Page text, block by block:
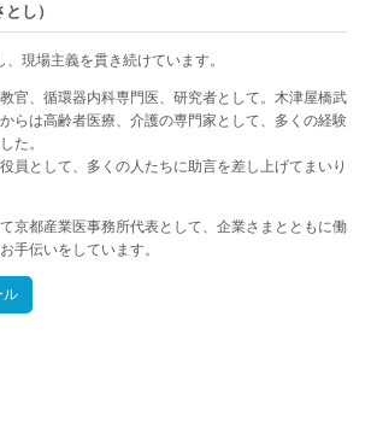
し）
現場主義を貫き続けています。
官、循環器内科専門医、研究者として。木津屋橋武
らは高齢者医療、介護の専門家として、多くの経験
た。
員として、多くの人たちに助言を差し上げてまいり
京都産業医事務所代表として、企業さまとともに働
手伝いをしています。
ル